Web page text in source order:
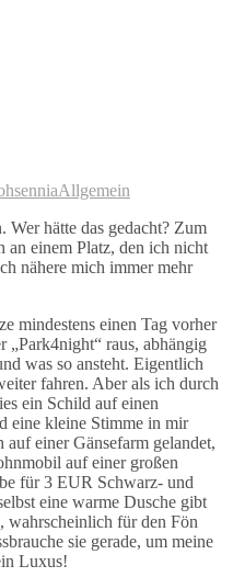
Allgemein
Wer hätte das gedacht? Zum
an einem Platz, den ich nicht
nähere mich immer mehr
mindestens einen Tag vorher
„Park4night“ raus, abhängig
was so ansteht. Eigentlich
fahren. Aber als ich durch
ein Schild auf einen
eine kleine Stimme in mir
einer Gänsefarm gelandet,
auf einer großen
für 3 EUR Schwarz- und
eine warme Dusche gibt
wahrscheinlich für den Fön
sie gerade, um meine
Luxus!